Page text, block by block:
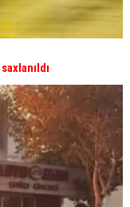
saxlanıldı